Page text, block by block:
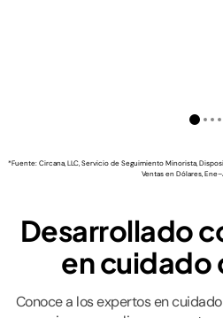
*Fuente: Circana, LLC, Servicio de Seguimiento Minorista,
Ventas en Dólares,
Desarrollado
en cuidado
Conoce a los expertos en